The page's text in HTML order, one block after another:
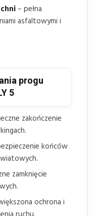
– pełna
asfaltowymi i
progu
5
zakończenie
końców
zamknięcie
ochrona i